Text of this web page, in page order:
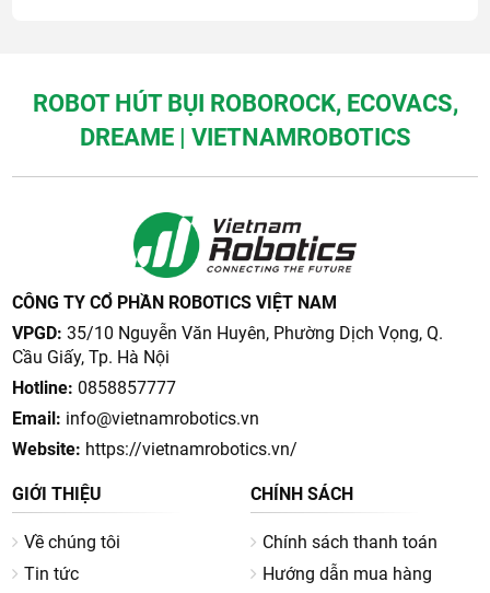
ROBOT HÚT BỤI ROBOROCK, ECOVACS,
DREAME | VIETNAMROBOTICS
CÔNG TY CỔ PHẦN ROBOTICS VIỆT NAM
VPGD: 35/10 Nguyễn Văn Huyên, Phường Dịch Vọng, Q.
Cầu Giấy, Tp. Hà Nội
Hotline: 0858857777
Email: info@vietnamrobotics.vn
Website: https://vietnamrobotics.vn/
GIỚI THIỆU
Về chúng tôi
Tin tức
CHÍNH SÁCH
Chính sách thanh toán
Hướng dẫn mua hàng